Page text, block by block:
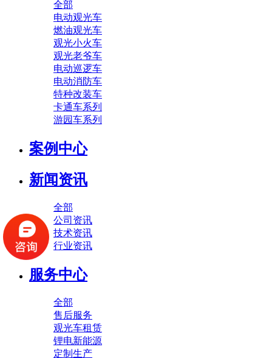
全部
电动观光车
燃油观光车
观光小火车
观光老爷车
电动巡逻车
电动消防车
特种改装车
卡通车系列
游园车系列
案例中心
新闻资讯
全部
公司资讯
技术资讯
行业资讯
服务中心
全部
售后服务
观光车租赁
锂电新能源
定制生产